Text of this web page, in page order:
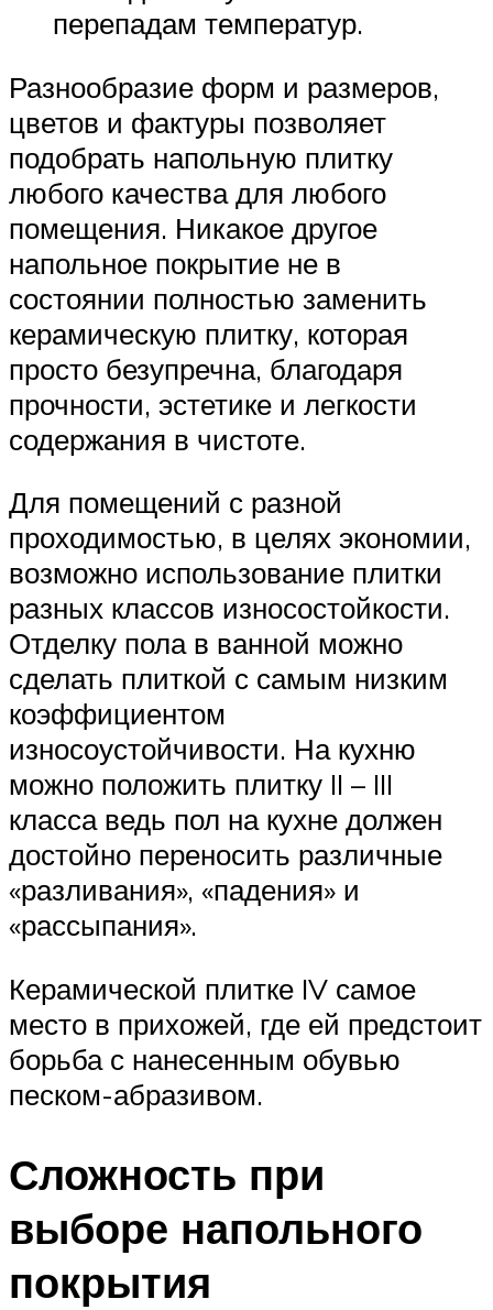
перепадам температур.
Разнообразие форм и размеров,
цветов и фактуры позволяет
подобрать напольную плитку
любого качества для любого
помещения. Никакое другое
напольное покрытие не в
состоянии полностью заменить
керамическую плитку, которая
просто безупречна, благодаря
прочности, эстетике и легкости
содержания в чистоте.
Для помещений с разной
проходимостью, в целях экономии,
возможно использование плитки
разных классов износостойкости.
Отделку пола в ванной можно
сделать плиткой с самым низким
коэффициентом
износоустойчивости. На кухню
можно положить плитку II – III
класса ведь пол на кухне должен
достойно переносить различные
«разливания», «падения» и
«рассыпания».
Керамической плитке IV самое
место в прихожей, где ей предстоит
борьба с нанесенным обувью
песком-абразивом.
Сложность при
выборе напольного
покрытия